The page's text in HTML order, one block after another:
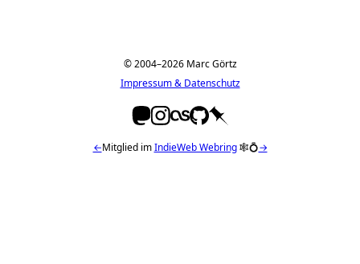
© 2004–2026 Marc Görtz
Impressum & Datenschutz
←Mitglied imIndieWeb Webring🕸💍→